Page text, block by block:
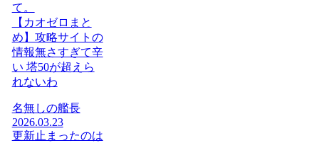
て。
【カオゼロまと
め】攻略サイトの
情報無さすぎて辛
い 塔50が超えら
れないわ
名無しの艦長
2026.03.23
更新止まったのは